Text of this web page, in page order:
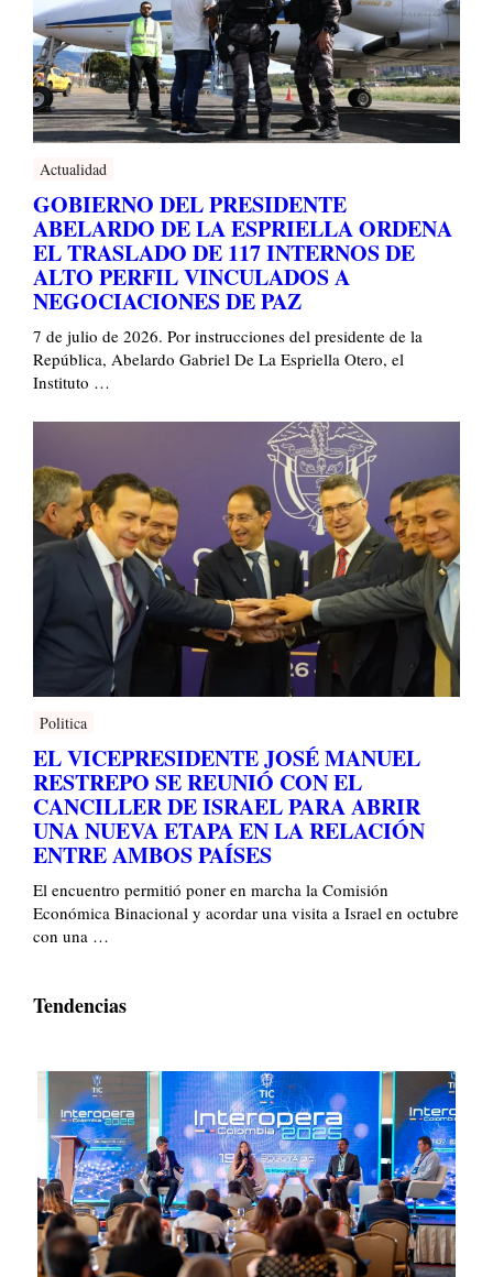
Actualidad
GOBIERNO DEL PRESIDENTE
ABELARDO DE LA ESPRIELLA ORDENA
EL TRASLADO DE 117 INTERNOS DE
ALTO PERFIL VINCULADOS A
NEGOCIACIONES DE PAZ
7 de julio de 2026. Por instrucciones del presidente de la
República, Abelardo Gabriel De La Espriella Otero, el
Instituto …
Politica
EL VICEPRESIDENTE JOSÉ MANUEL
RESTREPO SE REUNIÓ CON EL
CANCILLER DE ISRAEL PARA ABRIR
UNA NUEVA ETAPA EN LA RELACIÓN
ENTRE AMBOS PAÍSES
El encuentro permitió poner en marcha la Comisión
Económica Binacional y acordar una visita a Israel en octubre
con una …
Tendencias